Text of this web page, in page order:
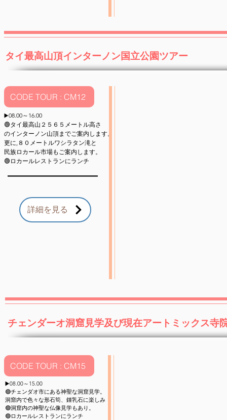
タイ最高山頂インターノン国立公園​ツアー
CODE TOUR : CM12
▶️08.00～16.00
🟢タイ最高山 ２５６５メートル高さ
のインター ノン山頂までご案内します。
更に,８０メー トルワシラタン滝と
民族ロカール市場も ご案内します。
🟢ロカールレストランにランチ
詳細を見る
チェンダーオ洞窟見学及び現在アートミックス寺
CODE TOUR : CM15
▶️08.00～15.00
🟢チェンダオ市にある神聖な洞窟​見学。
洞窟内で色々な形石筍、鍾乳石に楽しみ
🟢洞窟内の神聖な仏像見学もあり。
🟢ロカールレストランにランチ